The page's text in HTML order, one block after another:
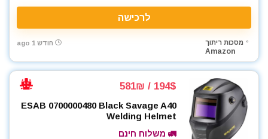
לרכישה
מסכות ריתוך
Amazon
חודש 1 ago
194$ / 581₪
ESAB 0700000480 Black Savage A40
Welding Helmet
🚛 משלוח חינם